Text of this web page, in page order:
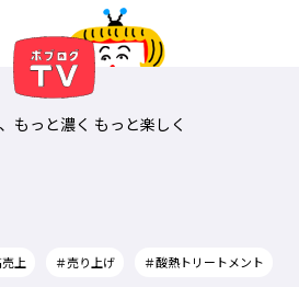
もっと濃く もっと楽しく
上 ＃売り上げ ＃酸熱トリートメント